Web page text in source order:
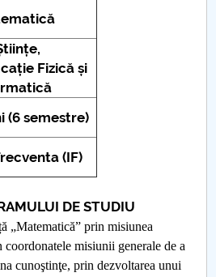
cu dizabilități
Universitar Pitești
Fizică și
(6 semestre)
(IF)
DE STUDIU
prin misiunea
coordonatele misiunii generale de a
cunoştinţe, prin dezvoltarea unui